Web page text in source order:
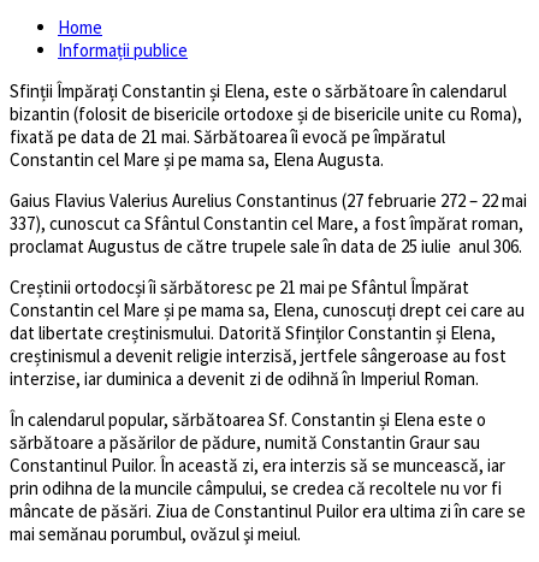
Home
Informații publice
Sfinții Împărați Constantin și Elena, este o sărbătoare în calendarul
bizantin (folosit de bisericile ortodoxe și de bisericile unite cu Roma),
fixată pe data de 21 mai. Sărbătoarea îi evocă pe împăratul
Constantin cel Mare și pe mama sa, Elena Augusta.
Gaius Flavius Valerius Aurelius Constantinus (27 februarie 272 – 22 mai
337), cunoscut ca Sfântul Constantin cel Mare, a fost împărat roman,
proclamat Augustus de către trupele sale în data de 25 iulie anul 306.
Creștinii ortodocși îi sărbătoresc pe 21 mai pe Sfântul Împărat
Constantin cel Mare și pe mama sa, Elena, cunoscuți drept cei care au
dat libertate creștinismului. Datorită Sfinților Constantin și Elena,
creștinismul a devenit religie interzisă, jertfele sângeroase au fost
interzise, iar duminica a devenit zi de odihnă în Imperiul Roman.
În calendarul popular, sărbătoarea Sf. Constantin și Elena este o
sărbătoare a păsărilor de pădure, numită Constantin Graur sau
Constantinul Puilor. În această zi, era interzis să se muncească, iar
prin odihna de la muncile câmpului, se credea că recoltele nu vor fi
mâncate de păsări. Ziua de Constantinul Puilor era ultima zi în care se
mai semănau porumbul, ovăzul şi meiul.